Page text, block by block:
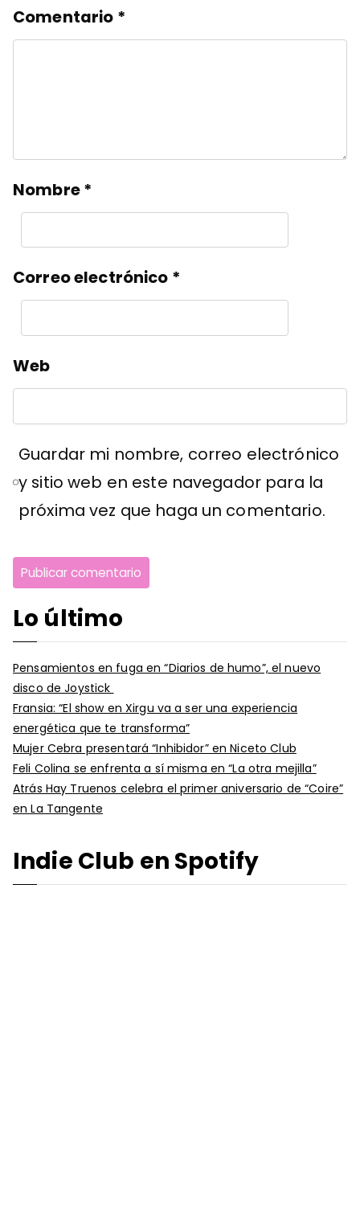
Comentario *
Nombre*
Correo electrónico *
Web
Guardar mi nombre, correo electrónico
y sitio web en este navegador para la
próxima vez que haga un comentario.
Lo último
Pensamientos en fuga en “Diarios de humo”, el nuevo
disco de Joystick
Fransia: “El show en Xirgu va a ser una experiencia
energética que te transforma”
Mujer Cebra presentará “Inhibidor” en Niceto Club
Feli Colina se enfrenta a sí misma en “La otra mejilla”
Atrás Hay Truenos celebra el primer aniversario de “Coire”
en La Tangente
Indie Club en Spotify